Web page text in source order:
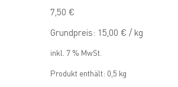
7,50 €
Grundpreis: 15,00 € / kg
inkl. 7 % MwSt.
Produkt enthält: 0,5 kg